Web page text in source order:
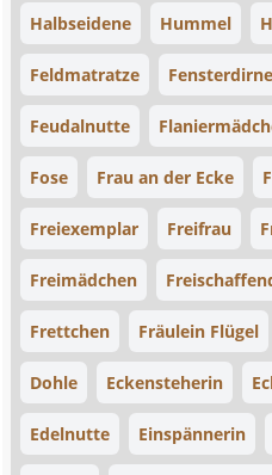
Halbseidene Hummel
Feldmatratze Fensterdirne
Feudalnutte
Fose Frau an der Ecke
Freiexemplar Freifrau
Freimädchen
Frettchen Fräulein Flügel
Dohle Eckensteherin
Edelnutte Einspännerin